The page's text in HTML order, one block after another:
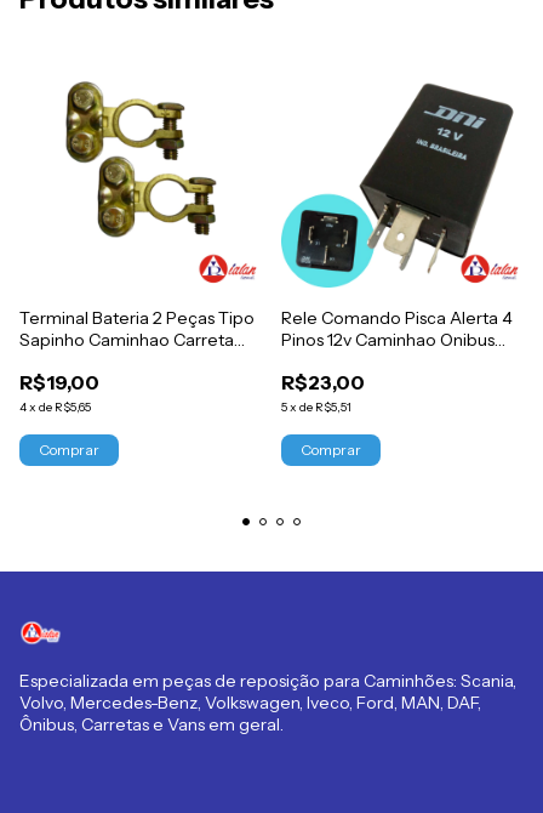
Terminal Bateria 2 Peças Tipo
Sapinho Caminhao Carreta
R$19,00
4x de R$5,65
Rele Comando Pisca Alerta 4
Pinos 12v Caminhao Onibus
Ciferal
R$23,00
5x de R$5,51
Especializada em peças de reposição para Caminhões: Scania,
Volvo, Mercedes-Benz, Volkswagen, Iveco, Ford, MAN, DAF,
Ônibus, Carretas e Vans em geral.